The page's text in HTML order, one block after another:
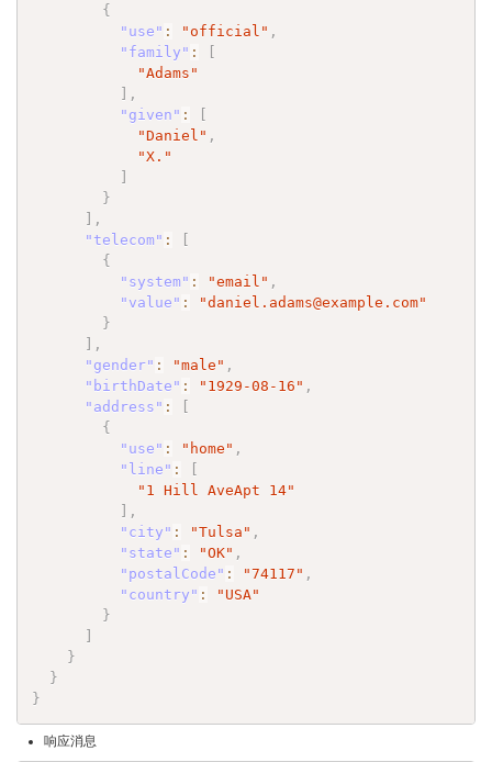
{
"use" : "official" ,
"family" :
"Adams"
,
"given" :
"Daniel" ,
"X."
}
,
"telecom" :
{
"system" : "email" ,
"value" :
"daniel.adams@example.com"
}
,
"gender" : "male" ,
"birthDate" : "1929-08-16" ,
"address" :
{
"use" : "home" ,
"line" :
"1 Hill AveApt 14"
,
"city" : "Tulsa" ,
"state" : "OK" ,
"postalCode" : "74117" ,
"country" :
"USA"
}
}
}
}
响应消息